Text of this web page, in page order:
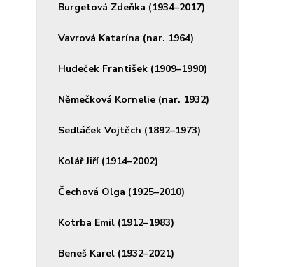
Burgetová Zdeňka (1934–2017)
Vavrová Katarína (nar. 1964)
Hudeček František (1909–1990)
Němečková Kornelie (nar. 1932)
Sedláček Vojtěch (1892–1973)
Kolář Jiří (1914–2002)
Čechová Olga (1925–2010)
Kotrba Emil (1912–1983)
Beneš Karel (1932–2021)